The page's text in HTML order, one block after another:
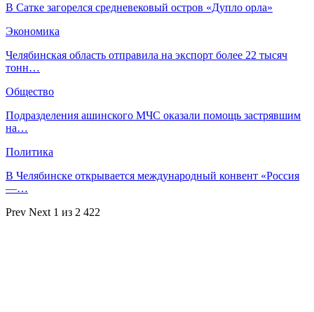
В Сатке загорелся средневековый остров «Дупло орла»
Экономика
Челябинская область отправила на экспорт более 22 тысяч
тонн…
Общество
Подразделения ашинского МЧС оказали помощь застрявшим
на…
Политика
В Челябинске открывается международный конвент «Россия
—…
Prev Next 1 из 2 422